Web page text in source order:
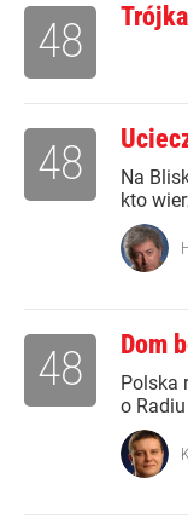
48
Na
kto
48
Dom
Polska
o
48